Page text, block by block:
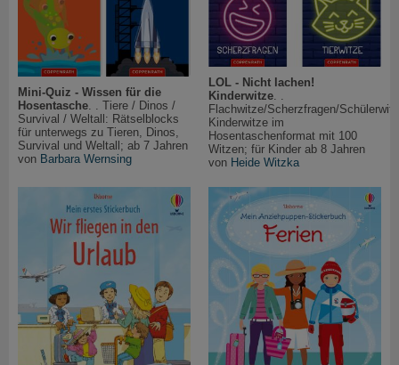
Mini-Quiz - Wissen für die
Hosentasche. . Tiere / Dinos /
Survival / Weltall: Rätselblocks
für unterwegs zu Tieren, Dinos,
Survival und Weltall; ab 7 Jahren
von Barbara Wernsing
LOL - Nicht lachen!
Kinderwitze
Flachwitze/Scherzfragen/
Kinderwitze im
Hosentaschenformat mit 100
Witzen; für Kinder ab 8 Jahren
von Heide Witzka